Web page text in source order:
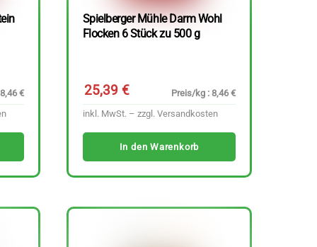
€
Spielberger Mühle Darm Wohl
Flocken 6 Stück zu 500 g
25,39€
Preis/kg : 8,46 €
inkl. MwSt. – zzgl. Versandkosten
In den Warenkorb